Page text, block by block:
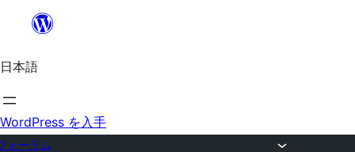
を
ス
キ
ッ
日本語
WordPress を入手
ォーラム